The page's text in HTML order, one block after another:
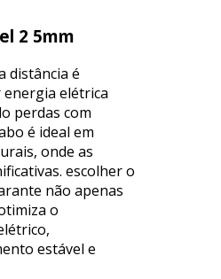
2 5mm
distância é
elétrica
perdas com
é ideal em
onde as
escolher o
não apenas
o
estável e